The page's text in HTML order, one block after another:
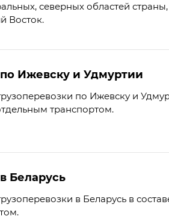
северных областей
Восток.
Ижевску и Удмуртии
по Ижевску и
транспортом.
Беларусь
в Беларусь в